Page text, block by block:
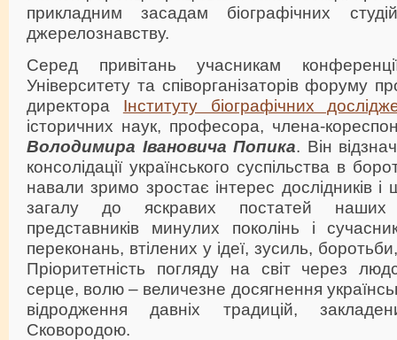
прикладним засадам біографічних
джерелознавству.
Серед привітань учасникам
Університету та співорганізаторів форуму
директора Інституту біографічних
історичних наук, професора, члена-
Володимира Івановича Попика. Він
консолідації українського суспільства в
навали зримо зростає інтерес дослідників і
загалу до яскравих постатей наших
представників минулих поколінь і
переконань, втілених у ідеї, зусиль,
Пріоритетність погляду на світ через
серце, волю – величезне досягнення
відродження давніх традицій,
Сковородою.